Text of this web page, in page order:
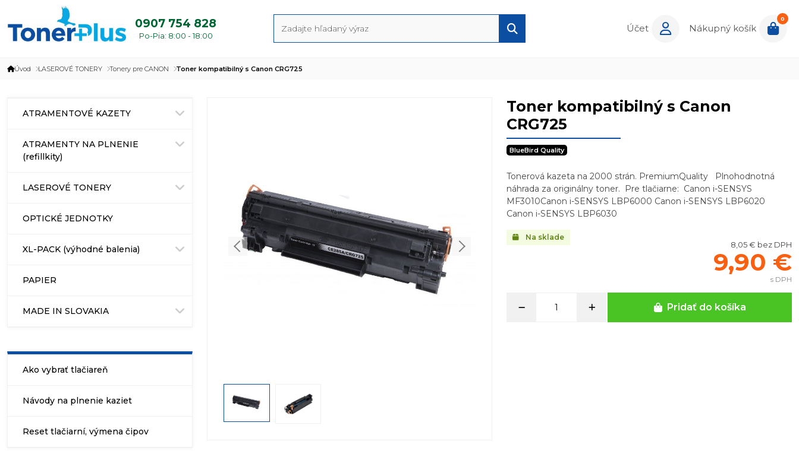
0907 754 828
Po-Pia: 8:00 - 18:00
Účet Nákupný košík
0
Úvod LASEROVÉ TONERY Tonery pre CANON Toner kompatibilný s Canon CRG725
ATRAMENTOVÉ KAZETY
ATRAMENTY NA PLNENIE
(refillkity)
LASEROVÉ TONERY
OPTICKÉ JEDNOTKY
XL-PACK (výhodné balenia)
PAPIER
MADE IN SLOVAKIA
Ako vybrať tlačiareň
Návody na plnenie kaziet
Reset tlačiarní, výmena čipov
Toner kompatibilný s Canon
CRG725
BlueBird Quality
Tonerová kazeta na 2000 strán. PremiumQuality Plnohodnotná
náhrada za originálny toner. Pre tlačiarne: Canon i-SENSYS
MF3010Canon i-SENSYS LBP6000 Canon i-SENSYS LBP6020
Canon i-SENSYS LBP6030
Na sklade
8,05 € bez DPH
9,90 €
s DPH
Pridať do košíka